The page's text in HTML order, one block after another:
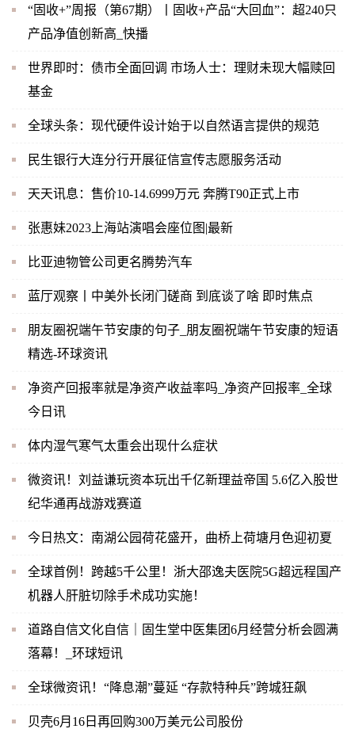
“固收+”周报（第67期）丨固收+产品“大回血”：超240只
产品净值创新高_快播
世界即时：债市全面回调 市场人士：理财未现大幅赎回
基金
全球头条：现代硬件设计始于以自然语言提供的规范
民生银行大连分行开展征信宣传志愿服务活动
天天讯息：售价10-14.6999万元 奔腾T90正式上市
张惠妹2023上海站演唱会座位图|最新
比亚迪物管公司更名腾势汽车
蓝厅观察丨中美外长闭门磋商 到底谈了啥 即时焦点
朋友圈祝端午节安康的句子_朋友圈祝端午节安康的短语
精选-环球资讯
净资产回报率就是净资产收益率吗_净资产回报率_全球
今日讯
体内湿气寒气太重会出现什么症状
微资讯！刘益谦玩资本玩出千亿新理益帝国 5.6亿入股世
纪华通再战游戏赛道
今日热文：南湖公园荷花盛开，曲桥上荷塘月色迎初夏
全球首例！跨越5千公里！浙大邵逸夫医院5G超远程国产
机器人肝脏切除手术成功实施！
道路自信文化自信｜固生堂中医集团6月经营分析会圆满
落幕！_环球短讯
全球微资讯！“降息潮”蔓延 “存款特种兵”跨城狂飙
贝壳6月16日再回购300万美元公司股份